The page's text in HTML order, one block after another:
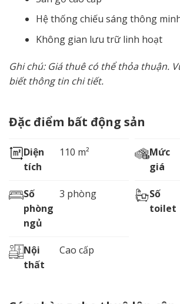
Hệ thống chiếu sáng thông
Không gian lưu trữ linh hoạt
Ghi chú: Giá thuê có thể thỏa thuận.
biết thông tin chi tiết.
Đặc điểm bất động sản
Diện
tích
110 m²
Mức
giá
Số
phòng
ngủ
3 phòng
Số
toilet
Nội
thất
Cao cấp